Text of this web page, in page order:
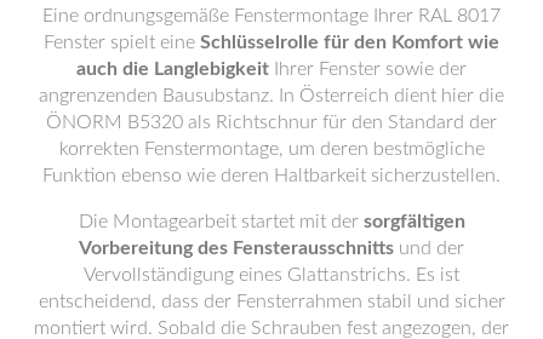
Eine ordnungsgemäße Fenstermontage Ihrer RAL 8017
Fenster spielt eine Schlüsselrolle für den Komfort wie
auch die Langlebigkeit Ihrer Fenster sowie der
angrenzenden Bausubstanz. In Österreich dient hier die
ÖNORM B5320 als Richtschnur für den Standard der
korrekten Fenstermontage, um deren bestmögliche
Funktion ebenso wie deren Haltbarkeit sicherzustellen.
Die Montagearbeit startet mit der sorgfältigen
Vorbereitung des Fensterausschnitts und der
Vervollständigung eines Glattanstrichs. Es ist
entscheidend, dass der Fensterrahmen stabil und sicher
montiert wird. Sobald die Schrauben fest angezogen, der